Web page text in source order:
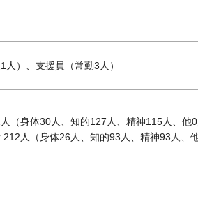
人）、支援員（常勤3人）
（身体30人、知的127人、精神115人、他0
212人（身体26人、知的93人、精神93人、他0